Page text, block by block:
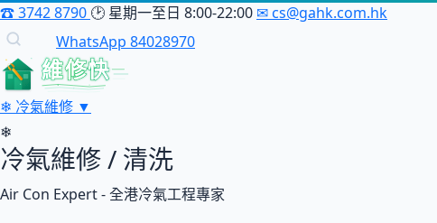
☎3742 8790 🕑 星期一至日 8:00-22:00 ✉cs@gahk.com.hk
WhatsApp 84028970
維修快
❄ 冷氣維修 ▼
❄
冷氣維修 / 清洗
Air Con Expert - 全港冷氣工程專家